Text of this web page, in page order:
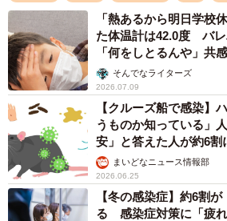
展示説明文（京都大学OASES projectさん提供
「熱あるから明日学校
た体温計は42.0度 バ
「何をしとるんや」共
そんでなライターズ
2026.07.09
【クルーズ船で感染】
うものか知っている」
安」と答えた人が約6割
まいどなニュース情報部
2026.06.25
【冬の感染症】約6割
る 感染症対策に「疲